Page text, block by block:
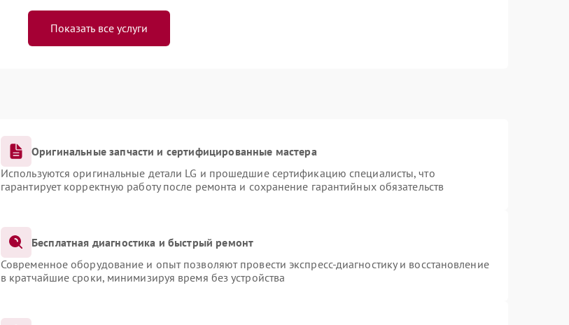
Показать все услуги
Оригинальные запчасти и сертифицированные мастера
Используются оригинальные детали LG и прошедшие сертификацию специалисты, что
гарантирует корректную работу после ремонта и сохранение гарантийных обязательств
Бесплатная диагностика и быстрый ремонт
Современное оборудование и опыт позволяют провести экспресс-диагностику и восстановление
в кратчайшие сроки, минимизируя время без устройства